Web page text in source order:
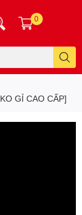
0
GỈ CAO CẤP]